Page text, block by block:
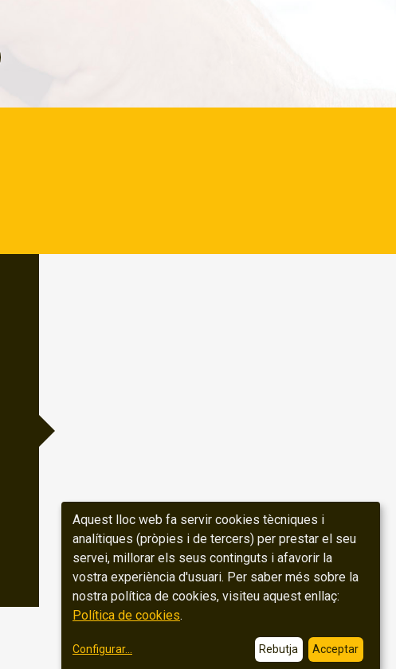
Aquest lloc web fa servir cookies tècniques i
analítiques (pròpies i de tercers) per prestar el seu
servei, millorar els seus continguts i afavorir la
vostra experiència d'usuari. Per saber més sobre la
nostra política de cookies, visiteu aquest enllaç:
Política de cookies.
Configurar... Rebutja Acceptar